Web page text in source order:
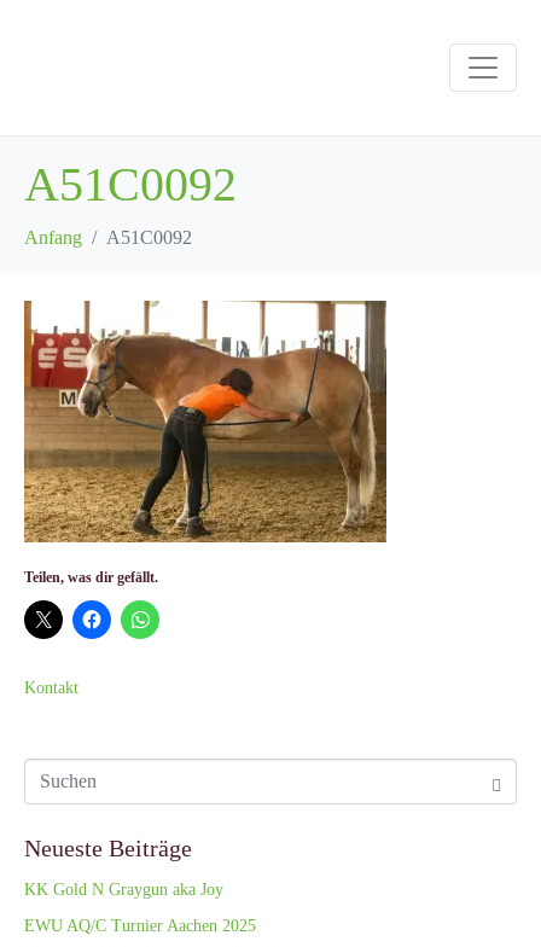
A51C0092
Anfang A51C0092
Teilen, was dir gefällt.
Kontakt
Neueste Beiträge
KK Gold N Graygun aka Joy
EWU AQ/C Turnier Aachen 2025